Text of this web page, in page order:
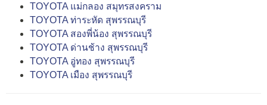
TOYOTA แม่กลอง สมุทรสงคราม
TOYOTA ท่าระหัด สุพรรณบุรี
TOYOTA สองพี่น้อง สุพรรณบุรี
TOYOTA ด่านช้าง สุพรรณบุรี
TOYOTA อู่ทอง สุพรรณบุรี
TOYOTA เมือง สุพรรณบุรี